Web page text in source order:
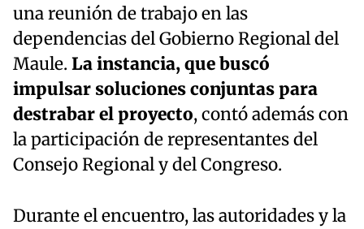
una reunión de trabajo en las
dependencias del Gobierno Regional del
Maule. La instancia, que buscó
impulsar soluciones conjuntas para
destrabar el proyecto, contó además con
la participación de representantes del
Consejo Regional y del Congreso.
Durante el encuentro, las autoridades y la